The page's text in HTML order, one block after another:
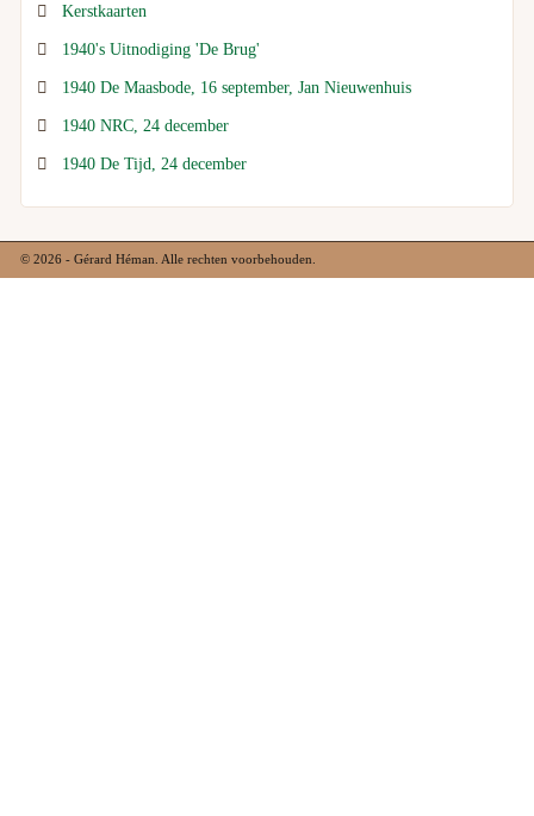
Kerstkaarten
1940's Uitnodiging 'De Brug'
1940 De Maasbode, 16 september, Jan Nieuwenhuis
1940 NRC, 24 december
1940 De Tijd, 24 december
© 2026 - Gérard Héman. Alle rechten voorbehouden.